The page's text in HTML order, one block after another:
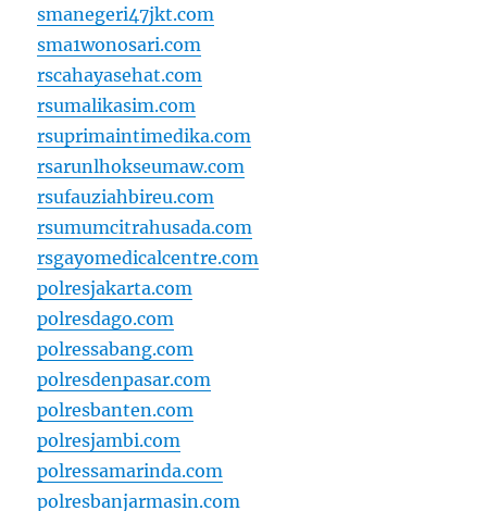
smanegeri47jkt.com
sma1wonosari.com
rscahayasehat.com
rsumalikasim.com
rsuprimaintimedika.com
rsarunlhokseumaw.com
rsufauziahbireu.com
rsumumcitrahusada.com
rsgayomedicalcentre.com
polresjakarta.com
polresdago.com
polressabang.com
polresdenpasar.com
polresbanten.com
polresjambi.com
polressamarinda.com
polresbanjarmasin.com